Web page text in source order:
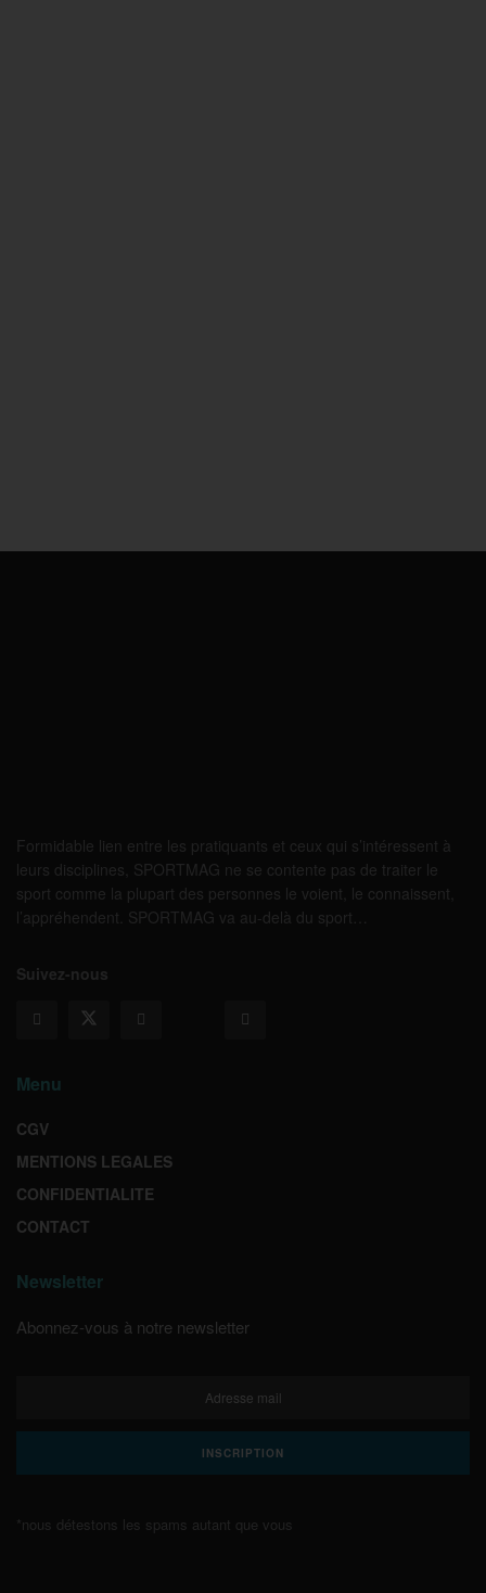
Formidable lien entre les pratiquants et ceux qui s’intéressent à
leurs disciplines, SPORTMAG ne se contente pas de traiter le
sport comme la plupart des personnes le voient, le connaissent,
l’appréhendent. SPORTMAG va au-delà du sport…
Suivez-nous
Menu
CGV
MENTIONS LEGALES
CONFIDENTIALITE
CONTACT
Newsletter
Abonnez-vous à notre newsletter
*nous détestons les spams autant que vous